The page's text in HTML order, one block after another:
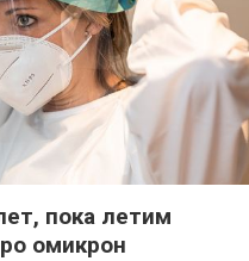
пока летим
омикрон